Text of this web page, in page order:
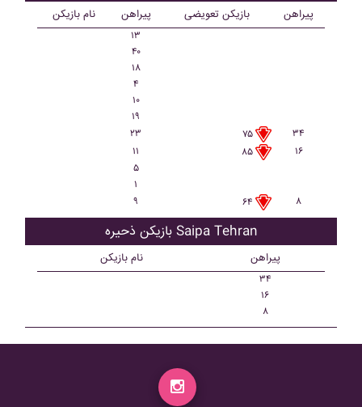
نام بازیکن پیراهن بازیکن تعویضی پیراهن
۱۳
۴۰
۱۸
۴
۱۰
۱۹
۲۳
۷۵
۳۴
۱۱
۸۵
۱۶
۵
۱
۹
۶۴ ۸
بازیکن ذحیره Saipa Tehran
نام بازیکن پیراهن
۳۴
۱۶
۸